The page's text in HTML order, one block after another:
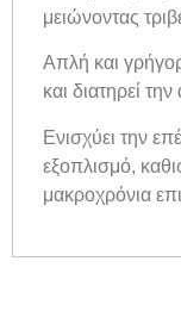
μειώνοντας
Απλή και
και διατηρεί
Ενισχύει την
εξοπλισμό,
μακροχρόνια